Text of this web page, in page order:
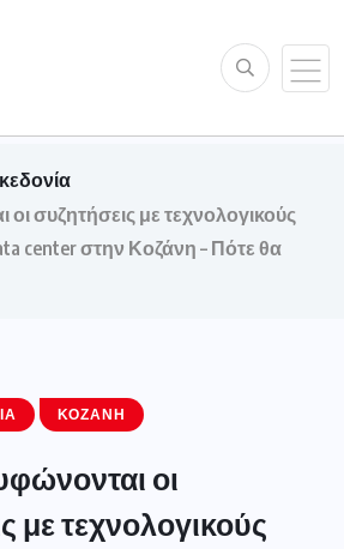
συζητήσεις με τεχνολογικούς
center στην Κοζάνη – Πότε θα
ΚΟΖΆΝΗ
οι
με τεχνολογικούς